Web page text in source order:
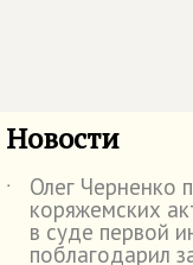
Новости
˙ Олег Черненко
коряжемских
в суде первой
поблагодарил